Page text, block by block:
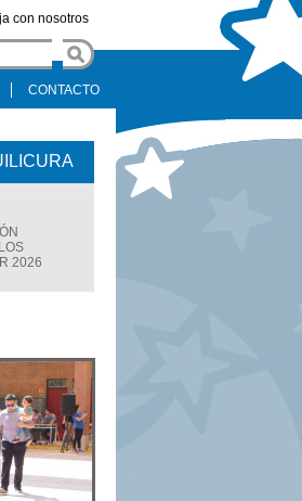
con nosotros
CONTACTO
2026